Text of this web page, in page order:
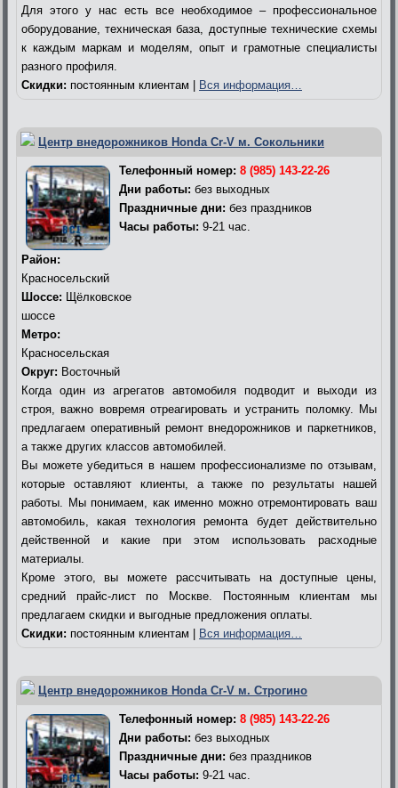
Для этого у нас есть все необходимое – профессиональное
оборудование, техническая база, доступные технические схемы
к каждым маркам и моделям, опыт и грамотные специалисты
разного профиля.
Скидки: постоянным клиентам | Вся информация…
Центр внедорожников Honda Cr-V м. Сокольники
Телефонный номер: 8 (985) 143-22-26
Дни работы: без выходных
Праздничные дни: без праздников
Часы работы: 9-21 час.
Район:
Красносельский
Шоссе: Щёлковское
шоссе
Метро:
Красносельская
Округ: Восточный
Когда один из агрегатов автомобиля подводит и выходи из
строя, важно вовремя отреагировать и устранить поломку. Мы
предлагаем оперативный ремонт внедорожников и паркетников,
а также других классов автомобилей.
Вы можете убедиться в нашем профессионализме по отзывам,
которые оставляют клиенты, а также по результаты нашей
работы. Мы понимаем, как именно можно отремонтировать ваш
автомобиль, какая технология ремонта будет действительно
действенной и какие при этом использовать расходные
материалы.
Кроме этого, вы можете рассчитывать на доступные цены,
средний прайс-лист по Москве. Постоянным клиентам мы
предлагаем скидки и выгодные предложения оплаты.
Скидки: постоянным клиентам | Вся информация…
Центр внедорожников Honda Cr-V м. Строгино
Телефонный номер: 8 (985) 143-22-26
Дни работы: без выходных
Праздничные дни: без праздников
Часы работы: 9-21 час.